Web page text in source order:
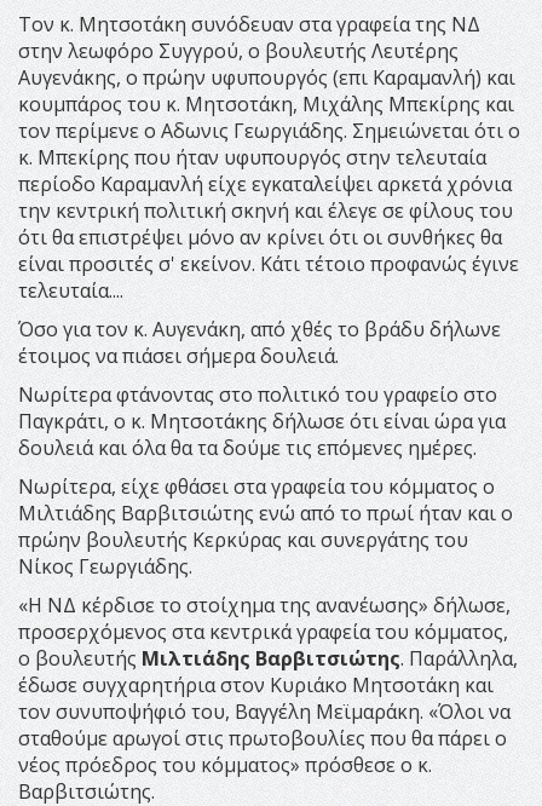
Tον κ. Μητσοτάκη συνόδευαν στα γραφεία της ΝΔ
στην λεωφόρο Συγγρού, ο βουλευτής Λευτέρης
Αυγενάκης, ο πρώην υφυπουργός (επι Καραμανλή) και
κουμπάρος του κ. Μητσοτάκη, Μιχάλης Μπεκίρης και
τον περίμενε ο Αδωνις Γεωργιάδης. Σημειώνεται ότι ο
κ. Μπεκίρης που ήταν υφυπουργός στην τελευταία
περίοδο Καραμανλή είχε εγκαταλείψει αρκετά χρόνια
την κεντρική πολιτική σκηνή και έλεγε σε φίλους του
ότι θα επιστρέψει μόνο αν κρίνει ότι οι συνθήκες θα
είναι προσιτές σ' εκείνον. Κάτι τέτοιο προφανώς έγινε
τελευταία....
Όσο για τον κ. Αυγενάκη, από χθές το βράδυ δήλωνε
έτοιμος να πιάσει σήμερα δουλειά.
Νωρίτερα φτάνοντας στο πολιτικό του γραφείο στο
Παγκράτι, ο κ. Μητσοτάκης δήλωσε ότι είναι ώρα για
δουλειά και όλα θα τα δούμε τις επόμενες ημέρες.
Νωρίτερα, είχε φθάσει στα γραφεία του κόμματος ο
Μιλτιάδης Βαρβιτσιώτης ενώ από το πρωί ήταν και ο
πρώην βουλευτής Κερκύρας και συνεργάτης του
Νίκος Γεωργιάδης.
«Η ΝΔ κέρδισε το στοίχημα της ανανέωσης» δήλωσε,
προσερχόμενος στα κεντρικά γραφεία του κόμματος,
ο βουλευτής Μιλτιάδης Βαρβιτσιώτης. Παράλληλα,
έδωσε συγχαρητήρια στον Κυριάκο Μητσοτάκη και
τον συνυποψήφιό του, Βαγγέλη Μεϊμαράκη. «Όλοι να
σταθούμε αρωγοί στις πρωτοβουλίες που θα πάρει ο
νέος πρόεδρος του κόμματος» πρόσθεσε ο κ.
Βαρβιτσιώτης.